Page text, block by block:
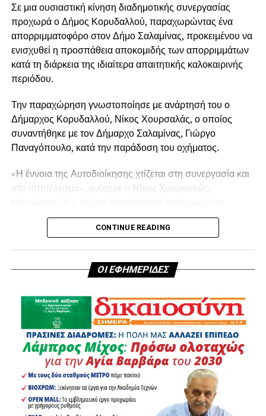
.
.
Σε μια ουσιαστική κίνηση διαδημοτικής συνεργασίας
προχωρά ο Δήμος Κορυδαλλού, παραχωρώντας ένα
απορριμματοφόρο στον Δήμο Σαλαμίνας, προκειμένου να
ενισχυθεί η προσπάθεια αποκομιδής των απορριμμάτων
κατά τη διάρκεια της ιδιαίτερα απαιτητικής καλοκαιρινής
περιόδου.
Την παραχώρηση γνωστοποίησε με ανάρτησή του ο
Δήμαρχος Κορυδαλλού, Νίκος Χουρσαλάς, ο οποίος
συναντήθηκε με τον Δήμαρχο Σαλαμίνας, Γιώργο
Παναγόπουλο, κατά την παράδοση του οχήματος.
«Η έννοια της Αυτοδιοίκησης χτίζεται στη συνεργασία και
στο αποτέλεσμα», ανέφερε ο Νίκος Χουρσαλάς,
απορριμματοφόρο για την αντιμετώπιση των αυξημένων
αναγκών της Σαλαμίνας.
ευχαρίστησε θερμά τον Δήμαρχο Κορυδαλλού για τη
εξαιτίας του μεγάλου αριθμού επισκεπτών κατά την
καλοκαιρινή περίοδο.
Η παραχώρηση του απορριμματοφόρου αποτελεί μια
έμπρακτη κίνηση αλληλεγγύης μεταξύ δύο όμορων δήμων
του Πειραιά και αναμένεται να προσφέρει μία επιπλέον,
πολύτιμη βοήθεια στις καθημερινές επιχειρήσεις
αποκομιδής και καθαρισμού του νησιού.
CONTINUE READING
ΟΙ ΕΦΗΜΕΡΙΔΕΣ